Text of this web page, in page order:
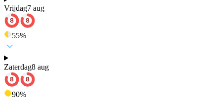
Vrijdag7 aug
55%
Zaterdag8 aug
90%